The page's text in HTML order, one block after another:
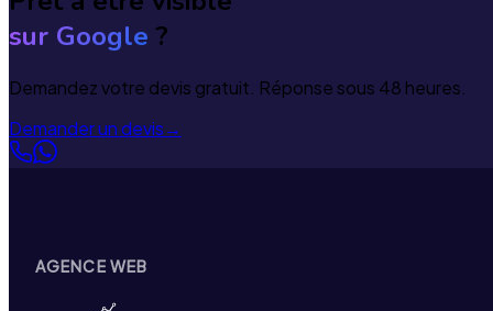
sur Google ?
Demandez votre devis gratuit. Réponse sous 48 heures.
Demander un devis→
AGENCE WEB